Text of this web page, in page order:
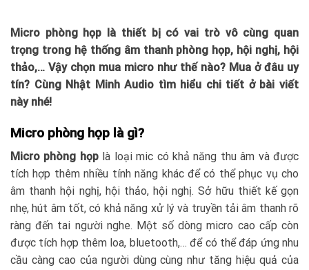
Micro phòng họp là thiết bị có vai trò vô cùng quan
trọng trong hệ thống âm thanh phòng họp, hội nghị, hội
thảo,… Vậy chọn mua micro như thế nào? Mua ở đâu uy
tín? Cùng Nhật Minh Audio tìm hiểu chi tiết ở bài viết
này nhé!
Micro phòng họp là gì?
Micro phòng họplà loại mic có khả năng thu âm và được
tích hợp thêm nhiều tính năng khác để có thể phục vụ cho
âm thanh hội nghị, hội thảo, hội nghị. Sở hữu thiết kế gọn
nhẹ, hút âm tốt, có khả năng xử lý và truyền tải âm thanh rõ
ràng đến tai người nghe. Một số dòng micro cao cấp còn
được tích hợp thêm loa, bluetooth,… để có thể đáp ứng nhu
cầu càng cao của người dùng cùng như tăng hiệu quả của